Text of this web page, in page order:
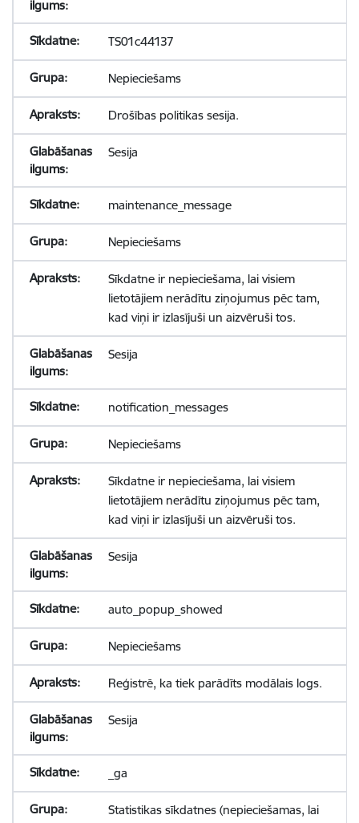
TS01c44137
Nepieciešams
Drošības politikas sesija.
Sesija
maintenance_message
Nepieciešams
Sīkdatne ir nepieciešama, lai visiem
lietotājiem nerādītu ziņojumus pēc tam,
kad viņi ir izlasījuši un aizvēruši tos.
Sesija
notification_messages
Nepieciešams
Sīkdatne ir nepieciešama, lai visiem
lietotājiem nerādītu ziņojumus pēc tam,
kad viņi ir izlasījuši un aizvēruši tos.
Sesija
auto_popup_showed
Nepieciešams
Reģistrē, ka tiek parādīts modālais logs.
Sesija
_ga
Statistikas sīkdatnes (nepieciešamas, lai